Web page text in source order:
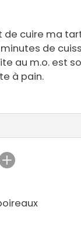
de cuire ma
de
au m.o. est
à pain.